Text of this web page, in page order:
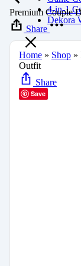
4-in-1
Dekora
Premium Couple
Share
Home » Shop »
Outfit
Share
Save